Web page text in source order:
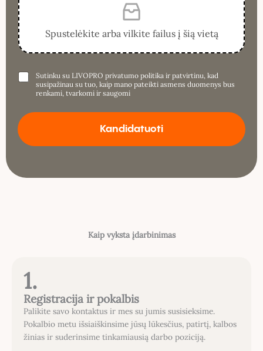
Spustelėkite arba vilkite failus į šią vietą
Sutinku su LIVOPRO privatumo politika ir patvirtinu, kad
susipažinau su tuo, kaip mano pateikti asmens duomenys bus
renkami, tvarkomi ir saugomi
Kandidatuoti
Kaip vyksta įdarbinimas
1.
Registracija ir pokalbis
Palikite savo kontaktus ir mes su jumis susisieksime.
Pokalbio metu išsiaiškinsime jūsų lūkesčius, patirtį, kalbos
žinias ir suderinsime tinkamiausią darbo poziciją.